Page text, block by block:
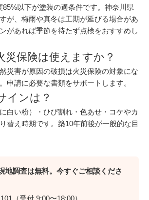
以下が塗装の適条件です。神奈川県
が、梅雨や真冬は工期が延びる場合があ
があれば季節を待たず点検をおすすめし
災保険は使えますか？
災害が原因の破損は火災保険の対象にな
申請に必要な書類をサポートします。
インは？
白い粉）・ひび割れ・色あせ・コケやカ
替え時期です。築10年前後が一般的な目
地調査は無料。今すぐご相談くださ
（受付 9:00〜18:00）